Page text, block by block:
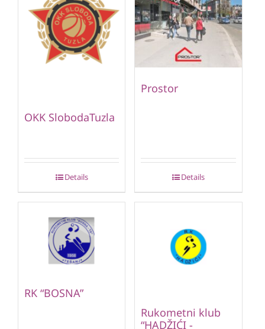
OKK SlobodaTuzla
Details
Prostor
Details
RK “BOSNA”
Rukometni klub
“HADŽIĆI -